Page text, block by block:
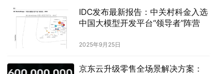
IDC发布最新报告：中关村科金入选
中国大模型开发平台“领导者”阵营
2025年9月25日
京东云升级零售全场景解决方案：